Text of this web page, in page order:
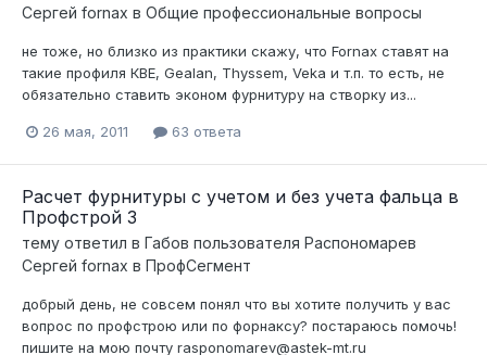
Сергей fornax в Общие профессиональные вопросы
не тоже, но близко из практики скажу, что Fornax ставят на
такие профиля КВЕ, Gealan, Thyssem, Veka и т.п. то есть, не
обязательно ставить эконом фурнитуру на створку из...
26 мая, 2011 63 ответа
Расчет фурнитуры с учетом и без учета фальца в
Профстрой 3
тему ответил в Габов пользователя Распономарев
Сергей fornax в ПрофСегмент
добрый день, не совсем понял что вы хотите получить у вас
вопрос по профстрою или по форнаксу? постараюсь помочь!
пишите на мою почту rasponomarev@astek-mt.ru